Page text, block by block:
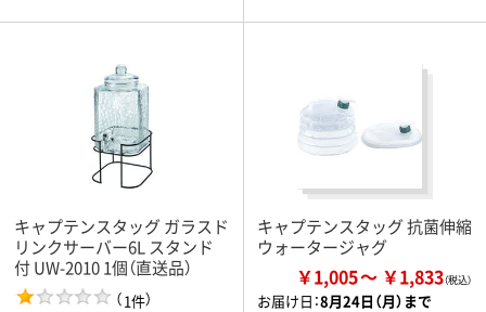
キャプテンスタッグ ガラスド
リンクサーバー6L スタンド
付 UW-2010 1個（直送品）
（1件）
キャプテンスタッグ 抗菌伸縮
ウォータージャグ
￥1,005 ￥1,833
お届け日：8月24日（月）まで